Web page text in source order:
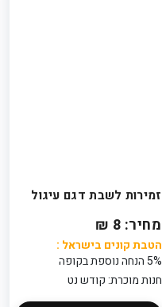
זמירות לשבת דגם עיגול
מחיר: 8 ₪
הטבת קונים בישראל :
5% הנחה נוספת בקופה
חנות מוכרת: קודש נט